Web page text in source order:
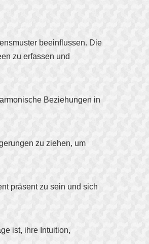
beeinflussen. Die
zu erfassen und
Beziehungen in
zu ziehen, um
präsent zu sein und sich
ist, ihre Intuition,